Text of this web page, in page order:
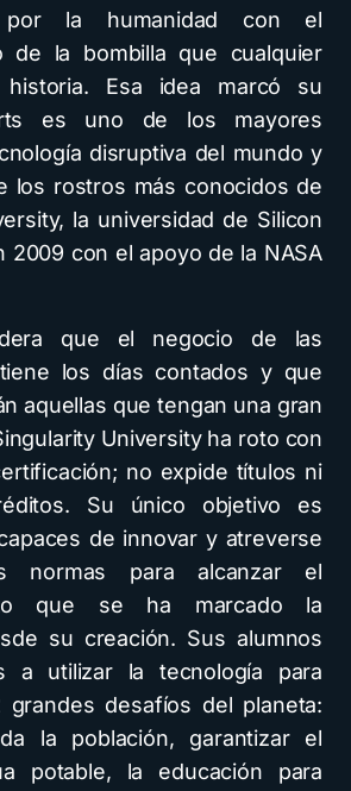
la humanidad con el
de la bombilla que cualquier
Esa idea marcó su
es uno de los mayores
disruptiva del mundo y
los rostros más conocidos de
la universidad de Silicon
2009 con el apoyo de la NASA
que el negocio de las
los días contados y que
aquellas que tengan una gran
University ha roto con
no expide títulos ni
Su único objetivo es
de innovar y atreverse
normas para alcanzar el
que se ha marcado la
su creación. Sus alumnos
a utilizar la tecnología para
grandes desafíos del planeta:
la población, garantizar el
potable, la educación para